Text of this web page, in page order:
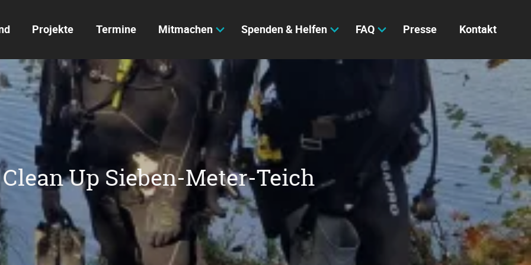
Projekte Termine Mitmachen Spenden & Helfen FAQ Presse Kontakt
Up Sieben-Meter-Teich